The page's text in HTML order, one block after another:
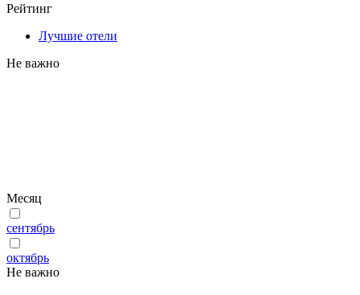
Рейтинг
Лучшие отели
Не важно
Месяц
сентябрь
октябрь
Не важно